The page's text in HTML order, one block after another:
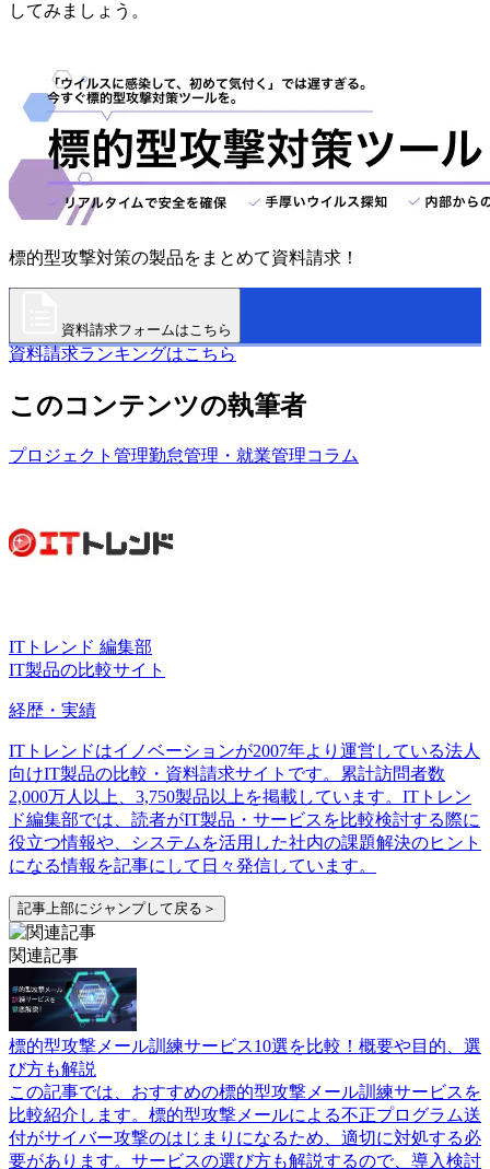
してみましょう。
標的型攻撃対策の製品をまとめて資料請求！
資料請求フォームはこちら
資料請求ランキングはこちら
このコンテンツの執筆者
プロジェクト管理勤怠管理・就業管理コラム
ITトレンド 編集部
IT製品の比較サイト
経歴・実績
ITトレンドはイノベーションが2007年より運営している法人
向けIT製品の比較・資料請求サイトです。累計訪問者数
2,000万人以上、3,750製品以上を掲載しています。ITトレン
ド編集部では、読者がIT製品・サービスを比較検討する際に
役立つ情報や、システムを活用した社内の課題解決のヒント
になる情報を記事にして日々発信しています。
記事上部にジャンプして戻る＞
関連記事
標的型攻撃メール訓練サービス10選を比較！概要や目的、選
び方も解説
この記事では、おすすめの標的型攻撃メール訓練サービスを
比較紹介します。標的型攻撃メールによる不正プログラム送
付がサイバー攻撃のはじまりになるため、適切に対処する必
要があります。サービスの選び方も解説するので、導入検討